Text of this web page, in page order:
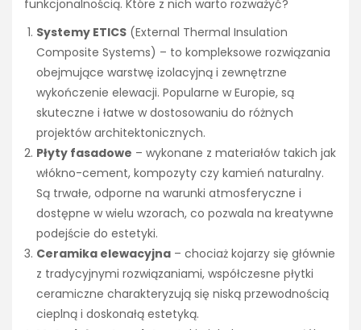
funkcjonalnością. Które z nich warto rozważyć?
Systemy ETICS (External Thermal Insulation
Composite Systems) – to kompleksowe rozwiązania
obejmujące warstwę izolacyjną i zewnętrzne
wykończenie elewacji. Popularne w Europie, są
skuteczne i łatwe w dostosowaniu do różnych
projektów architektonicznych.
Płyty fasadowe – wykonane z materiałów takich jak
włókno-cement, kompozyty czy kamień naturalny.
Są trwałe, odporne na warunki atmosferyczne i
dostępne w wielu wzorach, co pozwala na kreatywne
podejście do estetyki.
Ceramika elewacyjna – chociaż kojarzy się głównie
z tradycyjnymi rozwiązaniami, współczesne płytki
ceramiczne charakteryzują się niską przewodnością
cieplną i doskonałą estetyką.